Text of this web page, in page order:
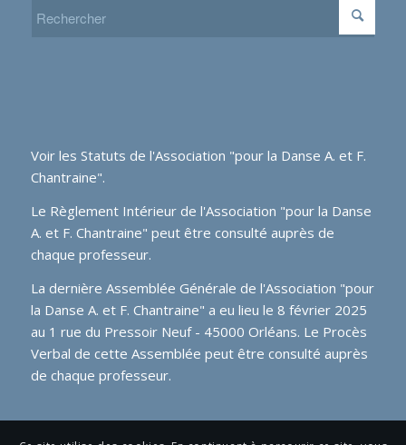
Voir les Statuts de l'Association "pour la Danse A. et F.
Chantraine".
Le Règlement Intérieur de l'Association "pour la Danse
A. et F. Chantraine" peut être consulté auprès de
chaque professeur.
La dernière Assemblée Générale de l'Association "pour
la Danse A. et F. Chantraine" a eu lieu le 8 février 2025
au 1 rue du Pressoir Neuf - 45000 Orléans. Le Procès
Verbal de cette Assemblée peut être consulté auprès
de chaque professeur.